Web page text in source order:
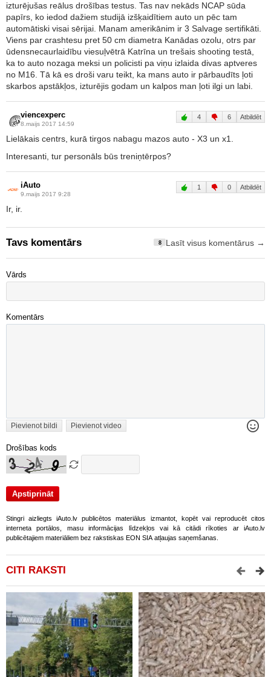
izturējušas reālus drošības testus. Tas nav nekāds NCAP sūda
papīrs, ko iedod dažiem studijā izšķaidītiem auto un pēc tam
automātiski visai sērijai. Manam amerikānim ir 3 Salvage sertifikāti.
Viens par crashtesu pret 50 cm diametra Kanādas ozolu, otrs par
ūdensnecaurlaidību viesuļvētrā Katrīna un trešais shooting testā,
ka to auto nozaga meksi un policisti pa viņu izlaida divas aptveres
no M16. Tā kā es droši varu teikt, ka mans auto ir pārbaudīts ļoti
skarbos apstākļos, izturējis godam un kalpos man ļoti ilgi un labi.
viencexperc
8.maijs 2017 14:59
4 6 Atbildēt
Lielākais centrs, kurā tirgos nabagu mazos auto - X3 un x1.
Interesanti, tur personāls būs treniņtērpos?
iAuto
9.maijs 2017 9:28
1 0 Atbildēt
Ir, ir.
Tavs komentārs 8 Lasīt visus komentārus →
Vārds
Komentārs
Pievienot bildi Pievienot video
Drošības kods
Stingri aizliegts iAuto.lv publicētos materiālus izmantot, kopēt vai reproducēt citos
interneta portālos, masu informācijas līdzekļos vai kā citādi rīkoties ar iAuto.lv
publicētajiem materiāliem bez rakstiskas EON SIA atļaujas saņemšanas.
CITI RAKSTI